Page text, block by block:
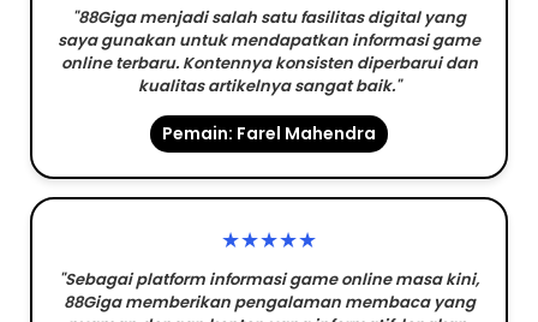
"88Giga menjadi salah satu fasilitas digital yang
saya gunakan untuk mendapatkan informasi game
online terbaru. Kontennya konsisten diperbarui dan
kualitas artikelnya sangat baik."
Pemain: Farel Mahendra
★★★★★
"Sebagai platform informasi game online masa kini,
88Giga memberikan pengalaman membaca yang